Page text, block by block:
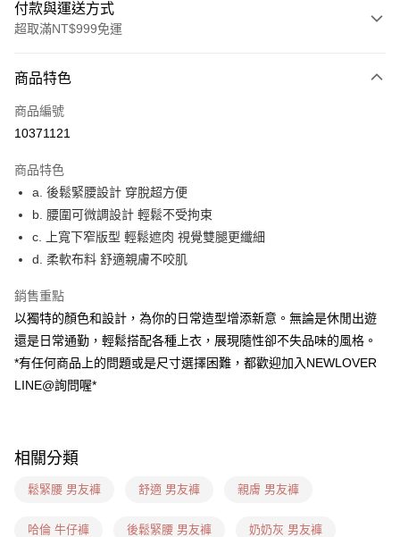
付款與運送方式
超取滿NT$999免運
信用卡一次付款
超商取貨付款
ATM付款
貨到付款
運送方式
貨到付款
每筆NT$60，滿NT$999(含以上)免運費
全家(信用卡、多元支付)
7-11(信用卡、多元支付)
每筆NT$60，滿NT$1,599(含以上)免運費
7-11隔日到貨(信用卡、多元支付)
商品特色
商品編號
10371121
商品特色
a. 後鬆緊腰設計 穿脫超方便
b. 腰圍可微調設計 輕鬆不受拘束
c. 上寬下窄版型 輕鬆遮肉 視覺雙腿更纖細
d. 柔軟布料 舒適親膚不咬肌
銷售重點
以獨特的顏色和設計，為你的日常造型增添新意。無論是休閒出遊
還是日常通勤，輕鬆搭配各種上衣，展現隨性卻不失品味的風格。
*有任何商品上的問題或是尺寸選擇困難，都歡迎加入NEWLOVER
LINE@詢問喔*
相關分類
鬆緊腰 男友褲 舒適 男友褲 親膚 男友褲
哈倫 牛仔褲 後鬆緊腰 男友褲 奶奶灰 男友褲